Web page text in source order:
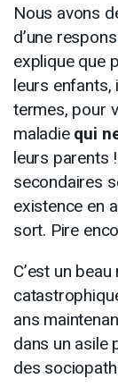
Nous avons
d’une
explique que
leurs enfants,
termes, pour
maladiequi
leurs parents
secondaires
existence en
sort. Pire
C’est un
ans
dans un asile
des